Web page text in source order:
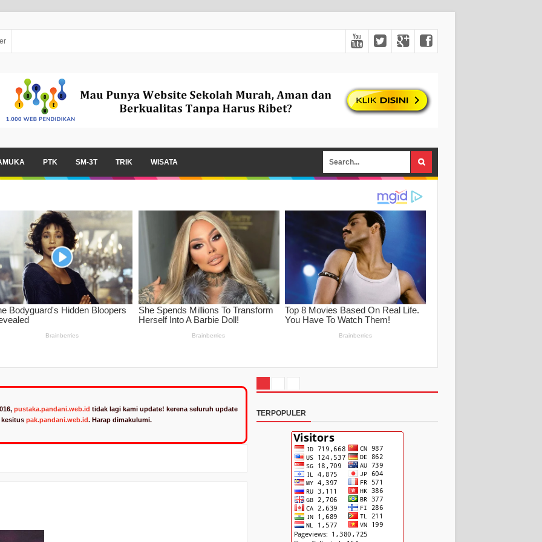
PTK SM-3T TRIK WISATA
pustaka.pandani.web.id tidak lagi kami update! kerena seluruh update
kesitus pak.pandani.web.id. Harap dimakulumi.
TERPOPULER